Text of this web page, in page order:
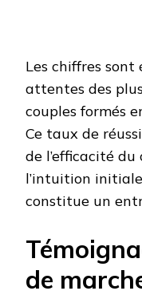
Les chiffres
attentes des
couples formés
Ce taux de
de l’efficacité
l’intuition
constitue un
de